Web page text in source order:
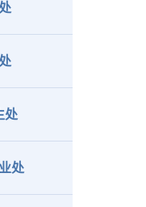
处
处